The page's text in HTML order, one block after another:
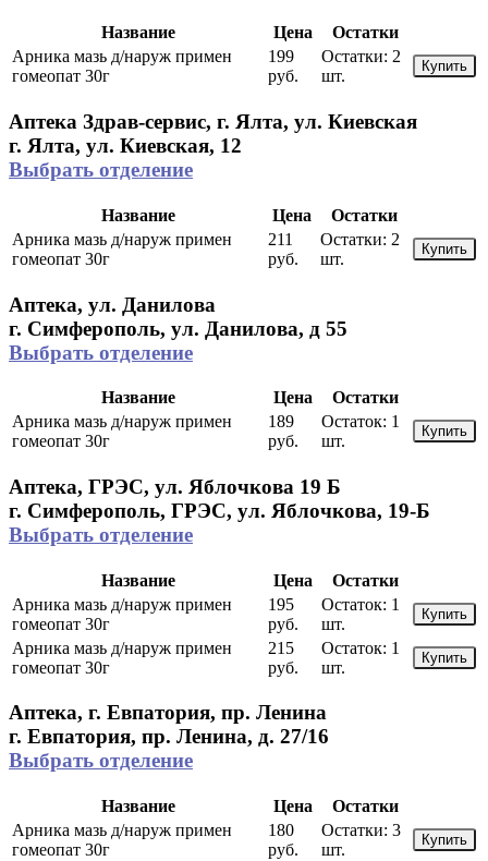
Название Цена
Остатки
Арника мазь д/наруж примен
гомеопат 30г
199
руб.
Остатки: 2
шт.
Купить
Аптека Здрав-сервис, г. Ялта, ул. Киевская
г. Ялта, ул. Киевская, 12
Выбрать отделение
Название Цена
Остатки
Арника мазь д/наруж примен
гомеопат 30г
211
руб.
Остатки: 2
шт.
Купить
Аптека, ул. Данилова
г. Симферополь, ул. Данилова, д 55
Выбрать отделение
Название Цена
Остатки
Арника мазь д/наруж примен
гомеопат 30г
189
руб.
Остаток: 1
шт.
Купить
Аптека, ГРЭС, ул. Яблочкова 19 Б
г. Симферополь, ГРЭС, ул. Яблочкова, 19-Б
Выбрать отделение
Название Цена
Остатки
Арника мазь д/наруж примен
гомеопат 30г
195
руб.
Остаток: 1
шт.
Купить
Арника мазь д/наруж примен
гомеопат 30г
215
руб.
Остаток: 1
шт.
Купить
Аптека, г. Евпатория, пр. Ленина
г. Евпатория, пр. Ленина, д. 27/16
Выбрать отделение
Название Цена
Остатки
Арника мазь д/наруж примен
гомеопат 30г
180
руб.
Остатки: 3
шт.
Купить